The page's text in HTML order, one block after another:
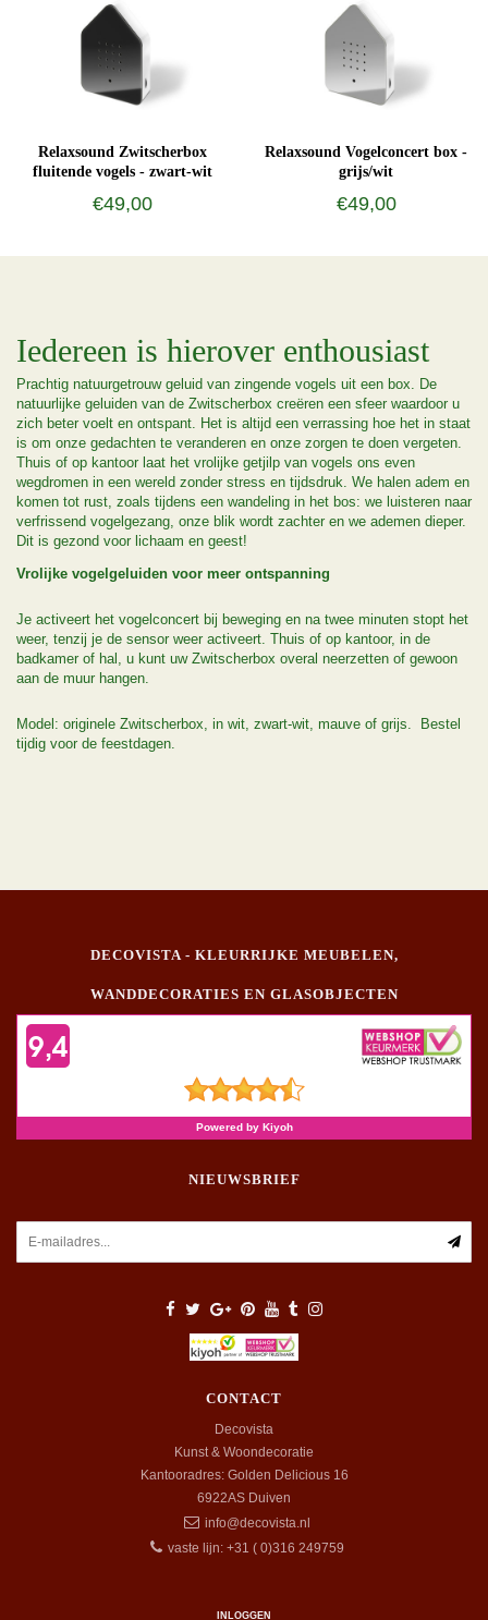
Relaxsound Zwitscherbox
fluitende vogels - zwart-wit
€49,00
Relaxsound Vogelconcert box -
grijs/wit
€49,00
Iedereen is hierover enthousiast
Prachtig natuurgetrouw geluid van zingende vogels uit een box. De
natuurlijke geluiden van de Zwitscherbox creëren een sfeer waardoor u
zich beter voelt en ontspant. Het is altijd een verrassing hoe het in staat
is om onze gedachten te veranderen en onze zorgen te doen vergeten.
Thuis of op kantoor laat het vrolijke getjilp van vogels ons even
wegdromen in een wereld zonder stress en tijdsdruk. We halen adem en
komen tot rust, zoals tijdens een wandeling in het bos: we luisteren naar
verfrissend vogelgezang, onze blik wordt zachter en we ademen dieper.
Dit is gezond voor lichaam en geest!
Vrolijke vogelgeluiden voor meer ontspanning
Je activeert het vogelconcert bij beweging en na twee minuten stopt het
weer, tenzij je de sensor weer activeert. Thuis of op kantoor, in de
badkamer of hal, u kunt uw Zwitscherbox overal neerzetten of gewoon
aan de muur hangen.
Model: originele Zwitscherbox, in wit, zwart-wit, mauve of grijs. Bestel
tijdig voor de feestdagen.
DECOVISTA - KLEURRIJKE MEUBELEN,
WANDDECORATIES EN GLASOBJECTEN
NIEUWSBRIEF
CONTACT
Decovista
Kunst & Woondecoratie
Kantooradres: Golden Delicious 16
6922AS Duiven
info@decovista.nl
vaste lijn: +31 ( 0)316 249759
INLOGGEN